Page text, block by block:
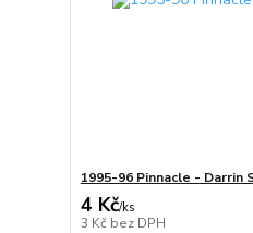
1995-96 Pinnacle - Darrin
4 Kč/ks
3 Kč bez DPH